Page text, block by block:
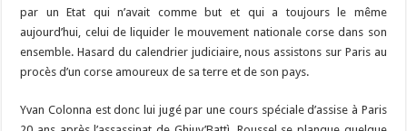
par un Etat qui n’avait comme but et qui a toujours le même
aujourd’hui, celui de liquider le mouvement nationale corse dans son
ensemble. Hasard du calendrier judiciaire, nous assistons sur Paris au
procès d’un corse amoureux de sa terre et de son pays.
Yvan Colonna est donc lui jugé par une cours spéciale d’assise à Paris